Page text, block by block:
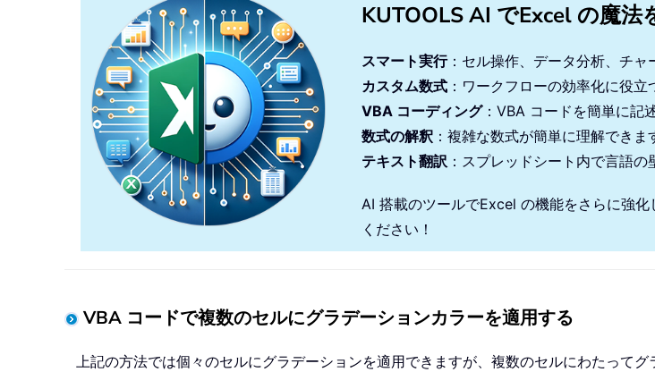
KUTOOLS AI でExcel の魔法
スマート実行：セル操作、データ分析、チャ
カスタム数式 ：ワークフローの効率化に役
VBA コーディング：VBA コードを簡単に記
数式の解釈 ：複雑な数式が簡単に理解できま
テキスト翻訳 ：スプレッドシート内で言語の
AI 搭載のツールでExcel の機能をさらに強化
ください！
VBA コードで複数のセルにグラデーションカラーを適用する
上記の方法では個々のセルにグラデーションを適用できますが、複数のセルにわたって